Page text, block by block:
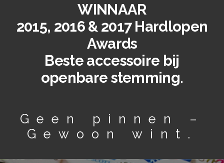
WINNAAR
2015, 2016 & 2017 Hardlopen
Awards
Beste accessoire bij
openbare stemming.
Geen pinnen –
Gewoon wint.